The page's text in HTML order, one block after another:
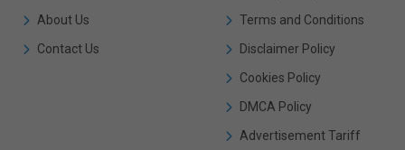
About Us
Contact Us
Terms and Conditions
Disclaimer Policy
Cookies Policy
DMCA Policy
Advertisement Tariff